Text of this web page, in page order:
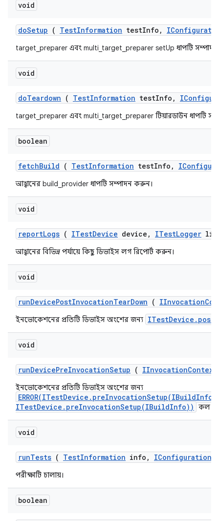
void
doSetup ( TestInformation testInfo ,
target_preparer এবং multi_target_preparer setUp ধাপটি
void
doTeardown ( TestInformation testInfo ,
target_preparer এবং multi_target_preparer টিয়ারডাউন ধাপটি
boolean
fetchBuild ( TestInformation testInfo ,
আহ্বানের build_provider ধাপটি সম্পাদন করুন।
void
reportLogs ( ITestDevice device , ITestLogger
আহ্বানের বিভিন্ন পর্যায়ে কিছু ডিভাইস লগ রিপোর্ট করুন।
void
runDevicePostInvocationTearDown ( IInvocation
ইনভোকেশনের প্রতিটি ডিভাইস অংশের জন্য
void
runDevicePreInvocationSetup ( IInvocationContext
ইনভোকেশনের প্রতিটি ডিভাইস অংশের জন্য
ITestDevice.preInvocationSetup(IBuildInfo))
কল
void
runTests ( TestInformation info , IConfiguration
পরীক্ষাটি চালায়।
boolean